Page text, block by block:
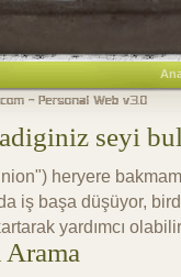
seyi
heryere
iş başa düşüyor,
yardımcı